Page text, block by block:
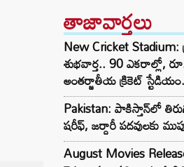
తాజావార్తలు
New Cricket
శుభవార్త.. 90 ఎకరాల్లో,
అంతర్జాతీయ క్రికెట్
Pakistan: పాకిస్తాన్‌లో
షరీఫ్, జర్దారీ పదవులకు
August Movies